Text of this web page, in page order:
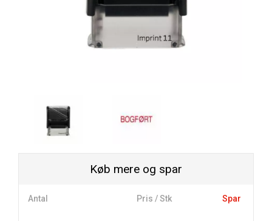
Køb mere og spar
Antal Pris / Stk Spar